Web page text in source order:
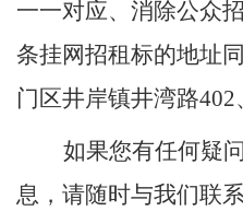
一一对应、消除公众
条挂网招租标的地址
门区井岸镇井湾路402
如果您有任何疑
息，请随时与我们联系